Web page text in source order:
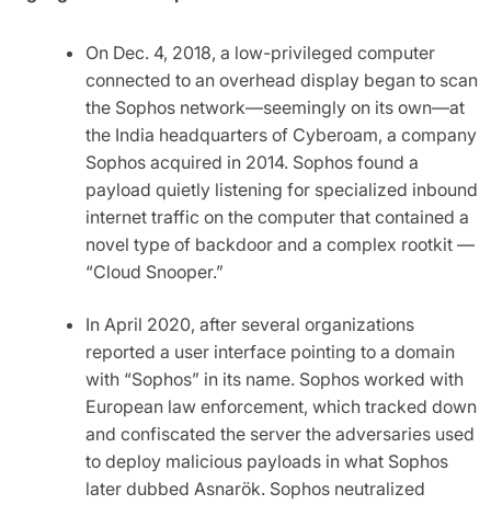
On Dec. 4, 2018, a low-privileged computer
connected to an overhead display began to scan
the Sophos network—seemingly on its own—at
the India headquarters of Cyberoam, a company
Sophos acquired in 2014. Sophos found a
payload quietly listening for specialized inbound
internet traffic on the computer that contained a
novel type of backdoor and a complex rootkit —
“Cloud Snooper.”
In April 2020, after several organizations
reported a user interface pointing to a domain
with “Sophos” in its name. Sophos worked with
European law enforcement, which tracked down
and confiscated the server the adversaries used
to deploy malicious payloads in what Sophos
later dubbed Asnarök. Sophos neutralized